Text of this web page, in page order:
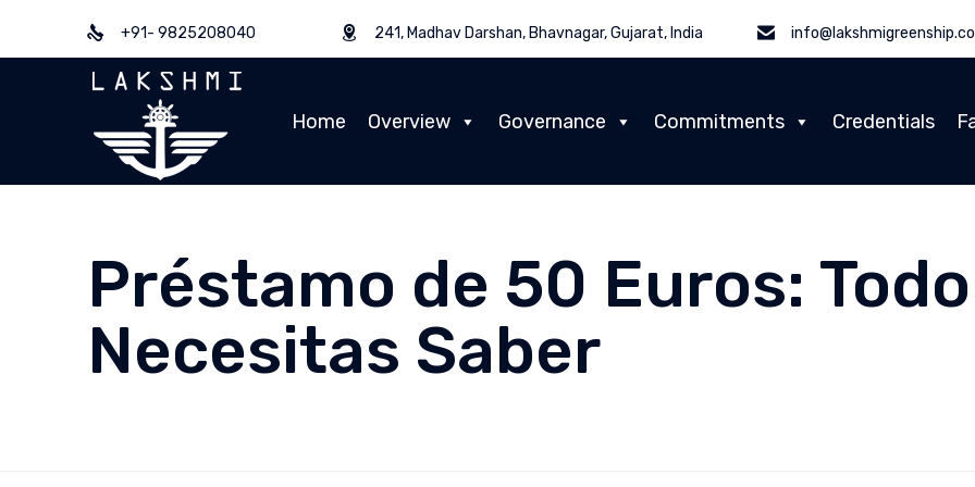
+91- 9825208040 241, Madhav Darshan, Bhavnagar, Gujarat, India
Home Overview Governance Commitments Credentials
Préstamo de 50 Euros:
Necesitas Saber